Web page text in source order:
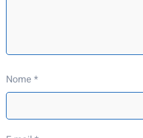
Nome *